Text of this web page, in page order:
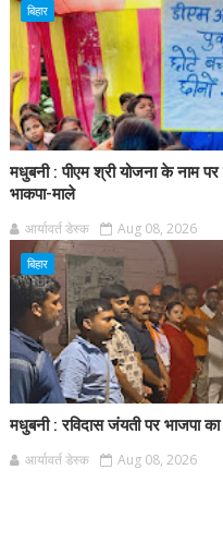
बिहार
मधुबनी : पीएम श्री योजना के नाम पर
भाकपा-माले
आर्यावर्त डेस्क Aug 08, 2026
बिहार
मधुबनी : रविदास जंयती पर भाजपा
आर्यावर्त डेस्क Aug 08, 2026